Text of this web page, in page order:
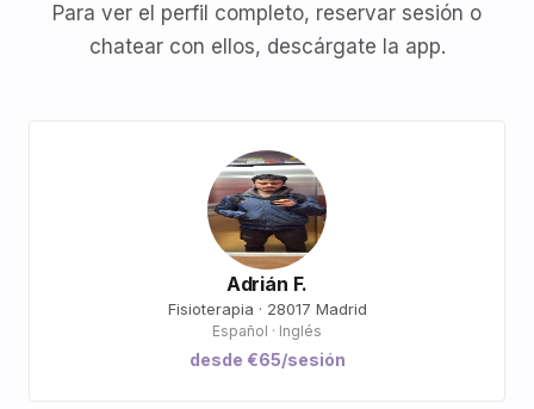
Para ver el perfil completo, reservar sesión o
chatear con ellos, descárgate la app.
Adrián F.
Fisioterapia · 28017 Madrid
Español · Inglés
desde €65/sesión